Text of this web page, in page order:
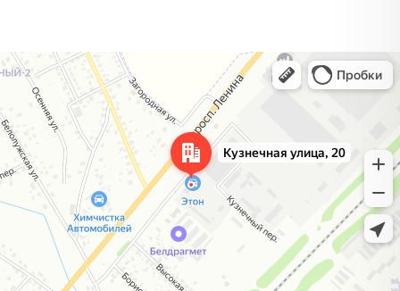
Жодино
Кузнечная улица, 20 — Яндекс Карты